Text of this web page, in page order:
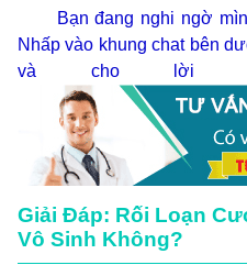
Bạn đang nghi ngờ
Nhấp vào khung chat bên
và cho lời
Giải Đáp: Rối Loạn
Vô Sinh Không?